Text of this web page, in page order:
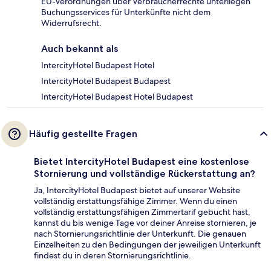
Buchungsservices für Unterkünfte nicht dem
Widerrufsrecht.
Auch bekannt als
IntercityHotel Budapest Hotel
IntercityHotel Budapest Budapest
IntercityHotel Budapest Hotel Budapest
Häufig gestellte Fragen
Bietet IntercityHotel Budapest eine kostenlose
Stornierung und vollständige Rückerstattung an?
Ja, IntercityHotel Budapest bietet auf unserer Website
vollständig erstattungsfähige Zimmer. Wenn du einen
vollständig erstattungsfähigen Zimmertarif gebucht hast,
kannst du bis wenige Tage vor deiner Anreise stornieren, je
nach Stornierungsrichtlinie der Unterkunft. Die genauen
Einzelheiten zu den Bedingungen der jeweiligen Unterkunft
findest du in deren Stornierungsrichtlinie.